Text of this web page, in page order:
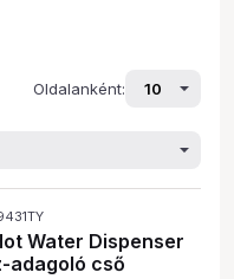
Oldalanként:
Water Dispenser
adagoló cső